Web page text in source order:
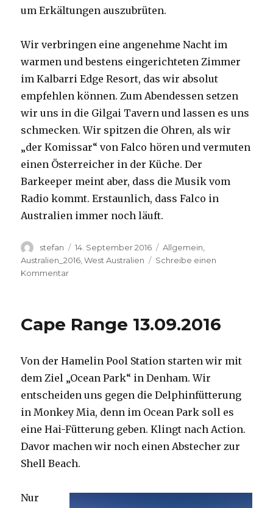
um Erkältungen auszubrüten.
Wir verbringen eine angenehme Nacht im
warmen und bestens eingerichteten Zimmer
im Kalbarri Edge Resort, das wir absolut
empfehlen können. Zum Abendessen setzen
wir uns in die Gilgai Tavern und lassen es uns
schmecken. Wir spitzen die Ohren, als wir
„der Komissar“ von Falco hören und vermuten
einen Österreicher in der Küche. Der
Barkeeper meint aber, dass die Musik vom
Radio kommt. Erstaunlich, dass Falco in
Australien immer noch läuft.
Autor
stefan
Veröffentlicht
am
14. September 2016 Kategorien
Allgemein
Australien_2016 ,West Australien
Schreibe einen
Kommentarzu
Cape Range 13.09.2016
Von der Hamelin Pool Station starten wir mit
dem Ziel „Ocean Park“ in Denham. Wir
entscheiden uns gegen die Delphinfütterung
in Monkey Mia, denn im Ocean Park soll es
eine Hai-Fütterung geben. Klingt nach Action.
Davor machen wir noch einen Abstecher zur
Shell Beach.
Nur